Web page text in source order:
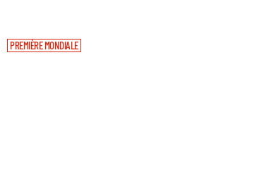
PREMIÈRE MONDIALE